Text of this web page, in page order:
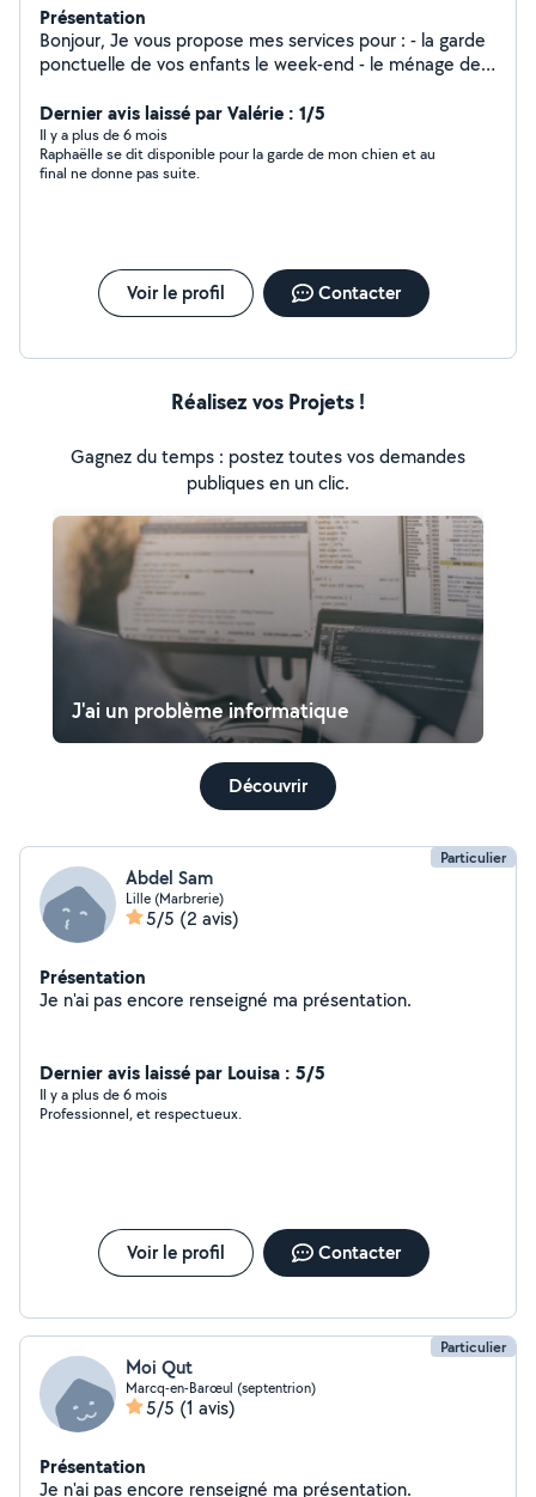
Présentation
Bonjour, Je vous propose mes services pour : - la garde
ponctuelle de vos enfants le week-end - le ménage de
pack office - la rédaction de RAEP pour le concours
SAENES - l'aide à la rédaction / correction de CQP
adjoint à la direction en hôtellerie - la traduction de
documents en français / italien - l'aide aux devoirs en
Dernier avis laissé par Valérie : 1/5
Il y a plus de 6 mois
Raphaëlle se dit disponible pour la garde de mon chien et au
final ne donne pas suite.
Voir le profil Contacter
Réalisez vos Projets !
Gagnez du temps : postez toutes vos demandes
publiques en un clic.
J'ai un problème informatique
Découvrir
Particulier
Abdel Sam
Lille (Marbrerie)
5/5 (2 avis)
Présentation
Je n'ai pas encore renseigné ma présentation.
Dernier avis laissé par Louisa : 5/5
Il y a plus de 6 mois
Professionnel, et respectueux.
Voir le profil Contacter
Particulier
Moi Qut
Marcq-en-Barœul (septentrion)
5/5 (1 avis)
Présentation
Je n'ai pas encore renseigné ma présentation.